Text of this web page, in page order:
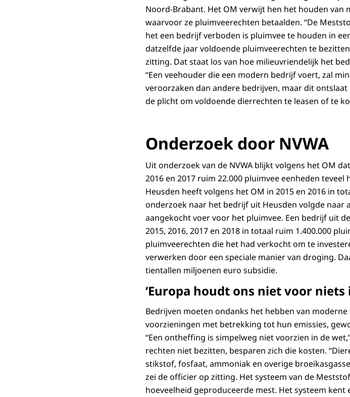
Noord-Brabant. Het OM verwijt hen het houden van
waarvoor ze pluimveerechten betaalden. “De
het een bedrijf verboden is pluimvee te houden in
datzelfde jaar voldoende pluimveerechten te
zitting. Dat staat los van hoe milieuvriendelijk het
“Een veehouder die een modern bedrijf voert, zal
veroorzaken dan andere bedrijven, maar dit
de plicht om voldoende dierrechten te leasen of te
Onderzoek door NVWA
Uit onderzoek van de NVWA blijkt volgens het OM
2016 en 2017 ruim 22.000 pluimvee eenheden
Heusden heeft volgens het OM in 2015 en 2016 in
onderzoek naar het bedrijf uit Heusden volgde naar
aangekocht voer voor het pluimvee. Een bedrijf uit
2015, 2016, 2017 en 2018 in totaal ruim 1.400.000
pluimveerechten die het had verkocht om te
verwerken door een speciale manier van droging.
tientallen miljoenen euro subsidie.
‘Europa houdt ons niet voor niets
Bedrijven moeten ondanks het hebben van
voorzieningen met betrekking tot hun emissies,
“Een ontheffing is simpelweg niet voorzien in de
rechten niet bezitten, besparen zich die kosten.
stikstof, fosfaat, ammoniak en overige
zei de officier op zitting. Het systeem van de
hoeveelheid geproduceerde mest. Het systeem